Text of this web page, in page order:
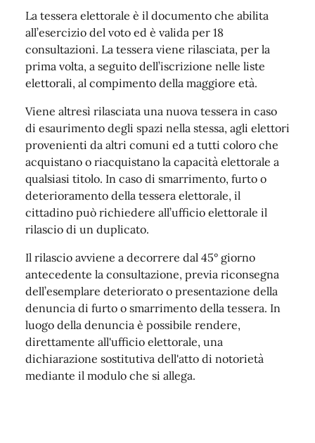
La tessera elettorale è il documento che abilita
all’esercizio del voto ed è valida per 18
consultazioni. La tessera viene rilasciata, per la
prima volta, a seguito dell’iscrizione nelle liste
elettorali, al compimento della maggiore età.
Viene altresì rilasciata una nuova tessera in caso
di esaurimento degli spazi nella stessa, agli elettori
provenienti da altri comuni ed a tutti coloro che
acquistano o riacquistano la capacità elettorale a
qualsiasi titolo. In caso di smarrimento, furto o
deterioramento della tessera elettorale, il
cittadino può richiedere all’ufficio elettorale il
rilascio di un duplicato.
Il rilascio avviene a decorrere dal 45° giorno
antecedente la consultazione, previa riconsegna
dell’esemplare deteriorato o presentazione della
denuncia di furto o smarrimento della tessera. In
luogo della denuncia è possibile rendere,
direttamente all'ufficio elettorale, una
dichiarazione sostitutiva dell'atto di notorietà
mediante il modulo che si allega.